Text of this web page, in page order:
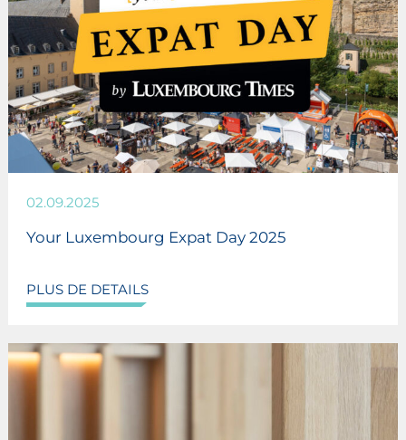
02.09.2025
Your Luxembourg Expat Day 2025
PLUS DE DETAILS